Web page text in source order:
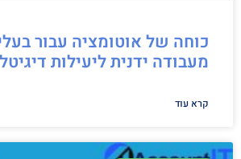
כוחה של אוטומציה עבור
מעבודה ידנית ליעילות
קרא עוד